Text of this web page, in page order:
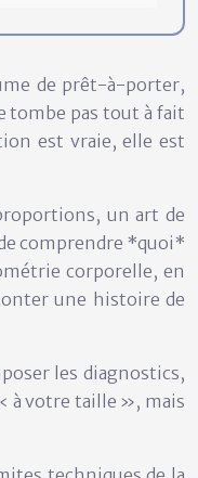
de prêt-à-porter,
tombe pas tout à fait
est vraie, elle est
un art de
comprendre *quoi*
corporelle, en
une histoire de
les diagnostics,
à votre taille », mais